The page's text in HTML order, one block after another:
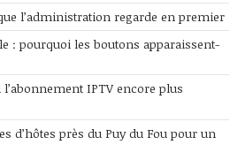
l’administration regarde en premier
: pourquoi les boutons apparaissent-
IPTV encore plus
d’hôtes près du Puy du Fou pour un